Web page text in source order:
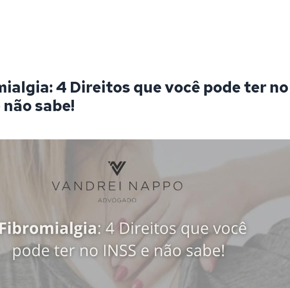
4 Direitos que você pode ter no
não sabe!